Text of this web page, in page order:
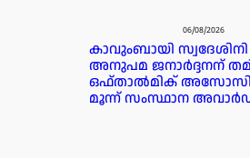
06/08/2026
കാവുംബായി
അനുപമ ജനാർദ്ദനന്
ഒഫ്താൽമിക്
മൂന്ന് സംസ്ഥാന